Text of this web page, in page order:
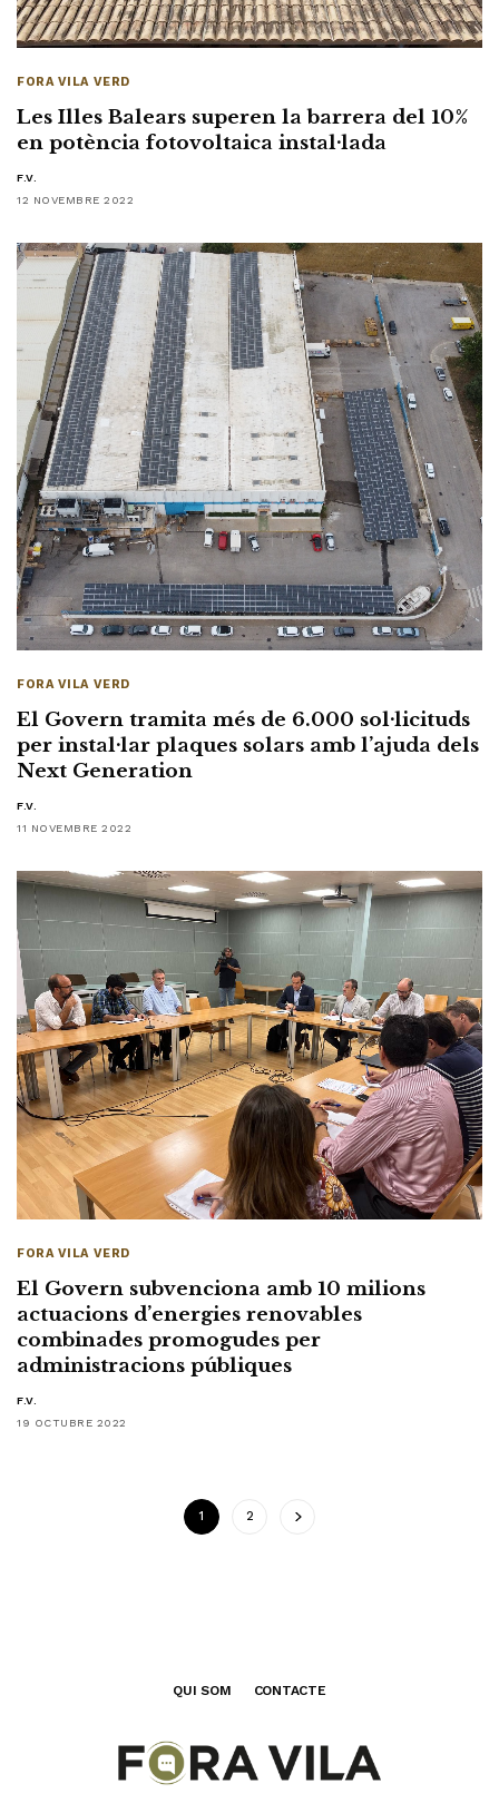
FORA VILA VERD
Les Illes Balears superen la barrera del 10%
en potència fotovoltaica instal·lada
F.V.
12 NOVEMBRE 2022
FORA VILA VERD
El Govern tramita més de 6.000 sol·licituds
per instal·lar plaques solars amb l’ajuda dels
Next Generation
F.V.
11 NOVEMBRE 2022
FORA VILA VERD
El Govern subvenciona amb 10 milions
actuacions d’energies renovables
combinades promogudes per
administracions públiques
F.V.
19 OCTUBRE 2022
1 2
QUI SOM CONTACTE